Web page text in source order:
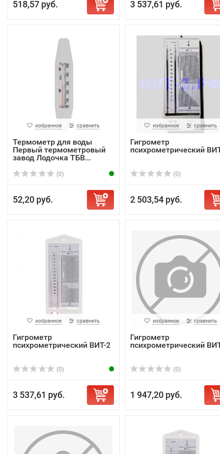
518,57 руб. 3 537,61 руб.
избранное сравнить
Термометр для воды
Первый термометровый
завод Лодочка ТБВ...
(0)
52,20 руб.
избранное сравнить
Гигрометр
психрометрический
(0)
2 503,54 руб.
избранное сравнить
Гигрометр
психрометрический ВИТ-2
(0)
3 537,61 руб.
избранное сравнить
Гигрометр
психрометрический
(0)
1 947,20 руб.